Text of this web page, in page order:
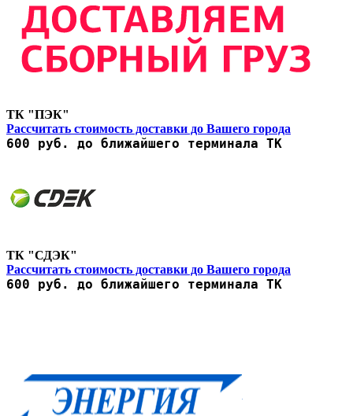
ТК "ПЭК"
Рассчитать стоимость доставки до Вашего города
600 руб. до ближайшего терминала ТК
ТК "СДЭК"
Рассчитать стоимость доставки до Вашего города
600 руб. до ближайшего терминала ТК